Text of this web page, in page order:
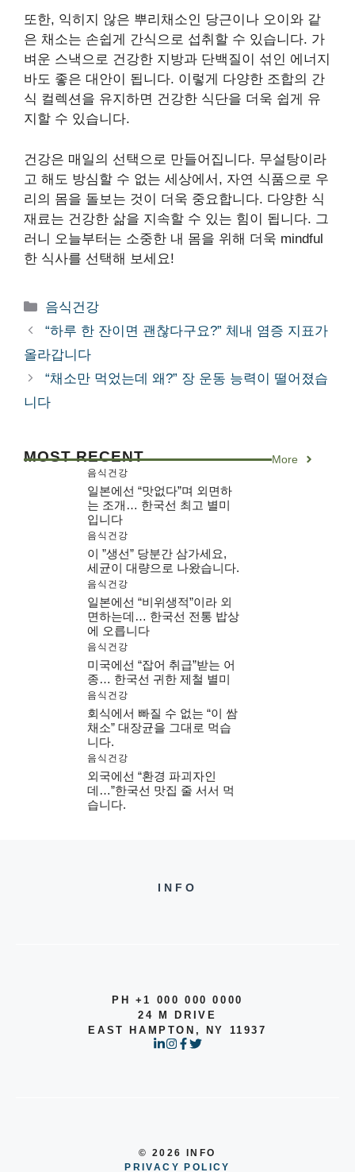
또한, 익히지 않은 뿌리채소인 당근이나 오이와 같
은 채소는 손쉽게 간식으로 섭취할 수 있습니다. 가
벼운 스낵으로 건강한 지방과 단백질이 섞인 에너지
바도 좋은 대안이 됩니다. 이렇게 다양한 조합의 간
식 컬렉션을 유지하면 건강한 식단을 더욱 쉽게 유
지할 수 있습니다.
건강은 매일의 선택으로 만들어집니다. 무설탕이라
고 해도 방심할 수 없는 세상에서, 자연 식품으로 우
리의 몸을 돌보는 것이 더욱 중요합니다. 다양한 식
재료는 건강한 삶을 지속할 수 있는 힘이 됩니다. 그
러니 오늘부터는 소중한 내 몸을 위해 더욱 mindful
한 식사를 선택해 보세요!
카
테
리
음식건강
“하루 한 잔이면 괜찮다구요?” 체내 염증 지표가
올라갑니다
“채소만 먹었는데 왜?” 장 운동 능력이 떨어졌습
니다
MOST RECENT More
음식건강
일본에선 “맛없다”며 외면하
는 조개… 한국선 최고 별미
입니다
음식건강
이 ”생선” 당분간 삼가세요,
세균이 대량으로 나왔습니다.
음식건강
일본에선 “비위생적”이라 외
면하는데… 한국선 전통 밥상
에 오릅니다
음식건강
미국에선 “잡어 취급”받는 어
종… 한국선 귀한 제철 별미
음식건강
회식에서 빠질 수 없는 “이 쌈
채소” 대장균을 그대로 먹습
니다.
음식건강
외국에선 “환경 파괴자인
데…”한국선 맛집 줄 서서 먹
습니다.
INFO
PH +1 000 000 0000
24 M DRIVE
EAST HAMPTON, NY 11937
© 2026 INFO
PRIVACY POLICY